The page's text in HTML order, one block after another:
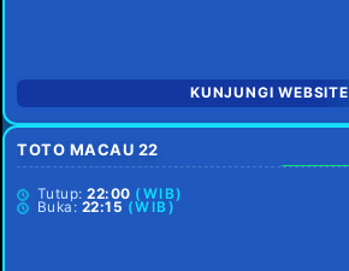
KUNJUNGI WEBSITE
TOTO MACAU 22
Tutup:22:00 (WIB)
Buka: 22:15 (WIB)